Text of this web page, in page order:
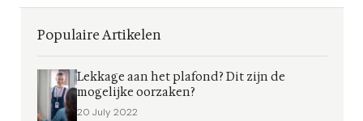
Populaire Artikelen
Lekkage aan het plafond? Dit zijn de
mogelijke oorzaken?
20 July 2022